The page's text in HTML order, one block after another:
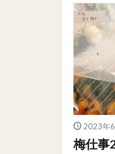
2023年
梅仕事